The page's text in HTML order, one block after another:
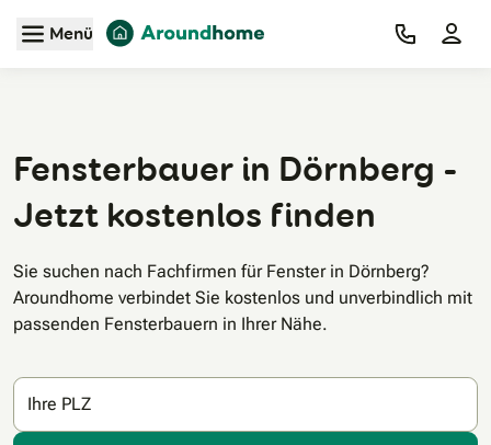
Zum Hauptinhalt
Menü
Fensterbauer in Dörnberg -
Jetzt kostenlos finden
Sie suchen nach Fachfirmen für Fenster in Dörnberg?
Aroundhome verbindet Sie kostenlos und unverbindlich mit
passenden Fensterbauern in Ihrer Nähe.
Ihre PLZ